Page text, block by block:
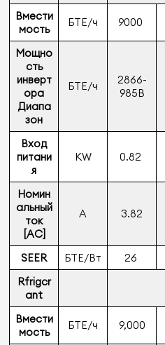
Вмести
мость
БТЕ/ч 9000
Мощно
сть
инверт
ора
Диапа
зон
БТЕ/ч
2866-
985B
Вход
питани
я
KW 0.82
Номин
альный
ток
[AC]
A 3.82
SEER БТЕ/Вт 26
Rfrigcr
ant
Вмести
мость
БТЕ/ч 9,000